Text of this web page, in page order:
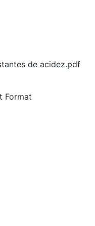
de acidez.pdf
Format